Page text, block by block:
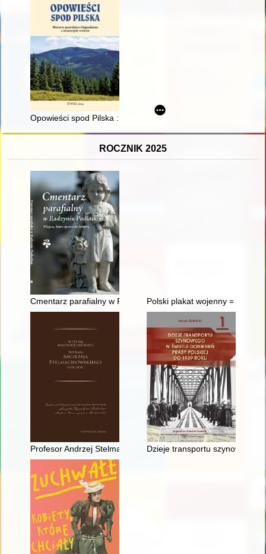
Opowieści spod Pilska : historie prawdziwe i legendarne z
ROCZNIK 2025
Cmentarz parafialny w Radzyniu Podlaskim : miejsce, które
Polski plakat wojenny = Polish
Profesor Andrzej Stelmachowski : wybitny prawnik agrarysta
Dzieje transportu szynowego